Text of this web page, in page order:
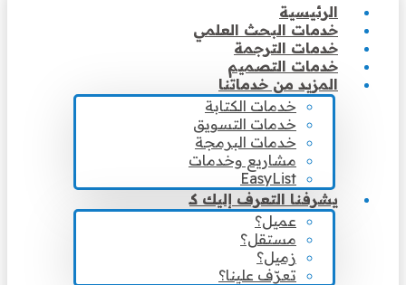
الرئيسية
خدمات البحث العلمي
خدمات الترجمة
خدمات التصميم
المزيد من خدماتنا
خدمات الكتابة
خدمات التسويق
خدمات البرمجة
مشاريع وخدمات
EasyList
يشرفنا التعرف إليك كـ
عميل؟
مستقل؟
زميل؟
تعرّف علينا؟